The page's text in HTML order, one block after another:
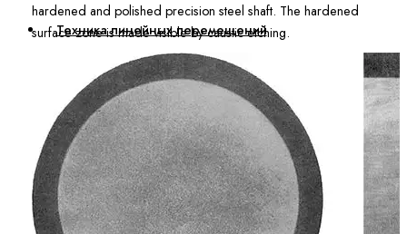
Техника линейных перемещений
Аксессуары
и запасные
части
Винты
Заглушки
для
монтажных
hardened and polished precision steel shaft. The hardened
surface zone is made visible by caustic etching.